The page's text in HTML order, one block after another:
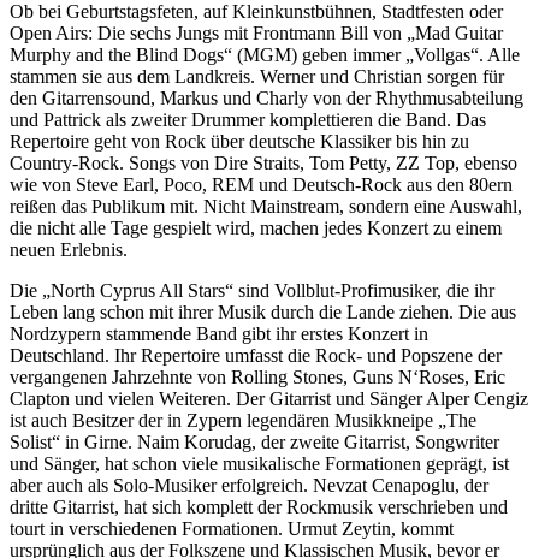
Ob bei Geburtstagsfeten, auf Kleinkunstbühnen, Stadtfesten oder
Open Airs: Die sechs Jungs mit Frontmann Bill von „Mad Guitar
Murphy and the Blind Dogs“ (MGM) geben immer „Vollgas“. Alle
stammen sie aus dem Landkreis. Werner und Christian sorgen für
den Gitarrensound, Markus und Charly von der Rhythmusabteilung
und Pattrick als zweiter Drummer komplettieren die Band. Das
Repertoire geht von Rock über deutsche Klassiker bis hin zu
Country-Rock. Songs von Dire Straits, Tom Petty, ZZ Top, ebenso
wie von Steve Earl, Poco, REM und Deutsch-Rock aus den 80ern
reißen das Publikum mit. Nicht Mainstream, sondern eine Auswahl,
die nicht alle Tage gespielt wird, machen jedes Konzert zu einem
neuen Erlebnis.
Die „North Cyprus All Stars“ sind Vollblut-Profimusiker, die ihr
Leben lang schon mit ihrer Musik durch die Lande ziehen. Die aus
Nordzypern stammende Band gibt ihr erstes Konzert in
Deutschland. Ihr Repertoire umfasst die Rock- und Popszene der
vergangenen Jahrzehnte von Rolling Stones, Guns N‘Roses, Eric
Clapton und vielen Weiteren. Der Gitarrist und Sänger Alper Cengiz
ist auch Besitzer der in Zypern legendären Musikkneipe „The
Solist“ in Girne. Naim Korudag, der zweite Gitarrist, Songwriter
und Sänger, hat schon viele musikalische Formationen geprägt, ist
aber auch als Solo-Musiker erfolgreich. Nevzat Cenapoglu, der
dritte Gitarrist, hat sich komplett der Rockmusik verschrieben und
tourt in verschiedenen Formationen. Urmut Zeytin, kommt
ursprünglich aus der Folkszene und Klassischen Musik, bevor er